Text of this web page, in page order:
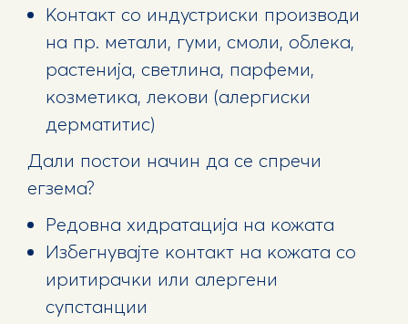
Контакт со индустриски производи
на пр. метали, гуми, смоли, облека,
растенија, светлина, парфеми,
козметика, лекови (алергиски
дерматитис)
Дали постои начин да се спречи
егзема?
Редовна хидратација на кожата
Избегнувајте контакт на кожата со
иритирачки или алергени
супстанции